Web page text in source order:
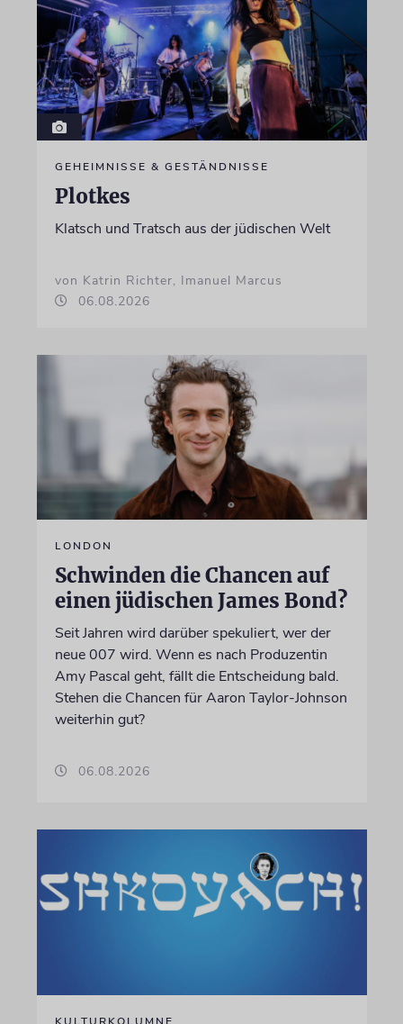
GEHEIMNISSE & GESTÄNDNISSE
Plotkes
Klatsch und Tratsch aus der jüdischen Welt
von Katrin Richter, Imanuel Marcus
06.08.2026
LONDON
Schwinden die Chancen auf
einen jüdischen James Bond?
Seit Jahren wird darüber spekuliert, wer der
neue 007 wird. Wenn es nach Produzentin
Amy Pascal geht, fällt die Entscheidung bald.
Stehen die Chancen für Aaron Taylor-Johnson
weiterhin gut?
06.08.2026
KULTURKOLUMNE